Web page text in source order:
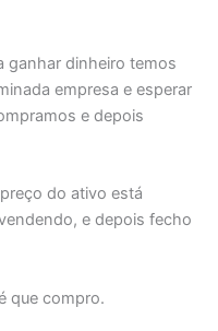
ganhar dinheiro temos
empresa e esperar
e depois
do ativo está
e depois fecho
que compro.